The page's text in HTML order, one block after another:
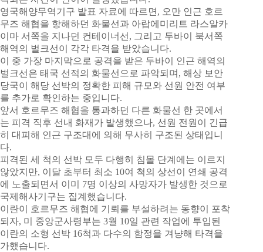
영국해양무역기구 발표 자료에 따르면, 오만 인근 호르
무즈 해협을 항해하던 화물선과 아랍에미리트 라스알카
이마 서쪽을 지나던 컨테이너선, 그리고 두바이 북서쪽
해역의 벌크선이 각각 타격을 받았습니다.
이 중 가장 마지막으로 공격을 받은 두바이 인근 해역의
벌크선은 태국 선적의 화물선으로 파악되며, 해상 보안
당국이 해당 선박의 정확한 피해 규모와 선원 안전 여부
를 추가로 확인하는 중입니다.
앞서 호르무즈 해협을 통과하던 다른 화물선 한 곳에서
는 피격 직후 선내 화재가 발생했으나, 선원 전원이 긴급
히 대피해 인근 구조대에 의해 무사히 구조된 상태입니
다.
피격된 세 척의 선박 모두 다행히 침몰 단계에는 이르지
않았지만, 이달 초부터 최소 10여 척의 상선이 연쇄 공격
에 노출되면서 이미 7명 이상의 사망자가 발생한 것으로
국제해사기구는 집계했습니다.
이란이 호르무즈 해협에 기뢰를 부설하려는 동향이 포착
되자, 미 중앙군사령부는 3월 10일 관련 작업에 투입된
이란의 소형 선박 16척과 다수의 함정을 겨냥해 타격을
가했습니다.